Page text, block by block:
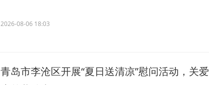
2026-08-06 18:03
青岛市李沧区开展“夏日送清凉”慰问活动，关爱